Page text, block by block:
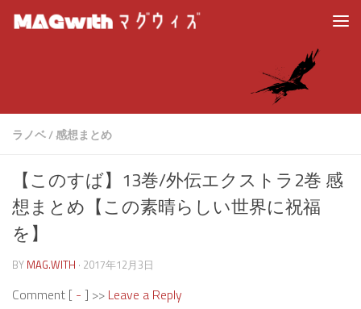
ラノベ/感想まとめ
【このすば】13巻/外伝エクストラ2巻 感
想まとめ【この素晴らしい世界に祝福
を】
BY MAG.WITH · 2017年12月3日
Comment [ - ] >> Leave a Reply